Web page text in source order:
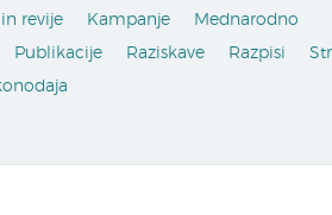
revije Kampanje
Mednarodno
Publikacije Raziskave Razpisi